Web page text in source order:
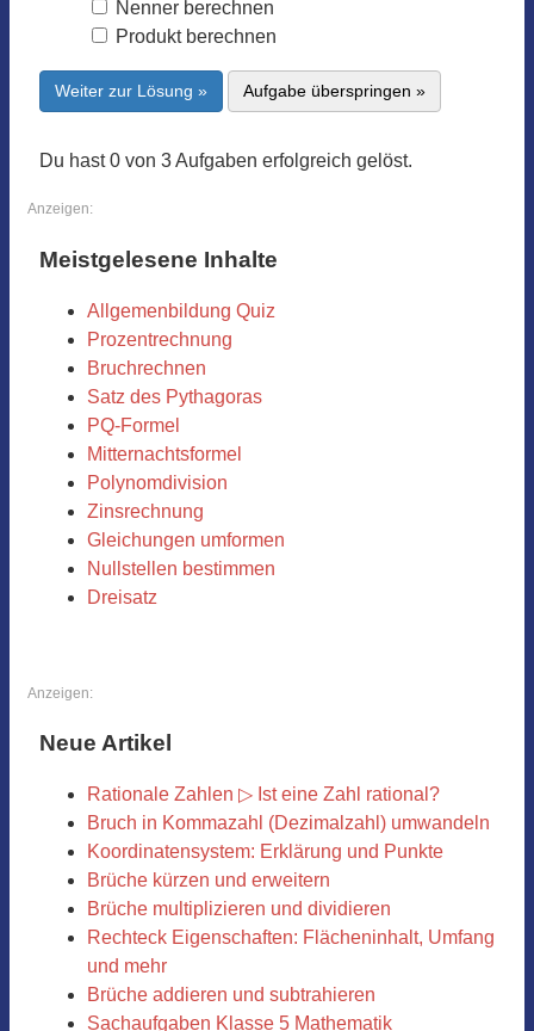
Nenner berechnen
Produkt berechnen
Weiter zur Lösung » Aufgabe überspringen »
Du hast 0 von 3 Aufgaben erfolgreich gelöst.
Anzeigen:
Meistgelesene Inhalte
Allgemenbildung Quiz
Prozentrechnung
Bruchrechnen
Satz des Pythagoras
PQ-Formel
Mitternachtsformel
Polynomdivision
Zinsrechnung
Gleichungen umformen
Nullstellen bestimmen
Dreisatz
Anzeigen:
Neue Artikel
Rationale Zahlen ▷ Ist eine Zahl rational?
Bruch in Kommazahl (Dezimalzahl) umwandeln
Koordinatensystem: Erklärung und Punkte
Brüche kürzen und erweitern
Brüche multiplizieren und dividieren
Rechteck Eigenschaften: Flächeninhalt, Umfang
und mehr
Brüche addieren und subtrahieren
Sachaufgaben Klasse 5 Mathematik